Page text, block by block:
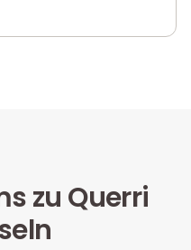
zu Querri